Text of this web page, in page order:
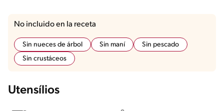
No incluido en la receta
Sin nueces de árbol Sin maní
Sin pescado
Sin crustáceos
Utensílios